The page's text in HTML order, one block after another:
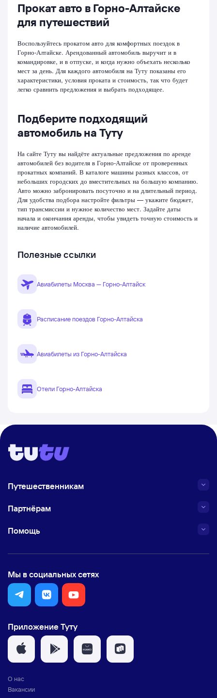
Прокат авто в Горно-Алтайске
для путешествий
Воспользуйтесь прокатом авто для комфортных поездок в
Горно-Алтайске. Арендованный автомобиль выручит и в
командировке, и в отпуске, и когда нужно объехать несколько
мест за день. Для каждого автомобиля на Туту показаны его
характеристики, условия проката и стоимость, так что будет
легко сравнить предложения и выбрать подходящее.
Подберите подходящий
автомобиль на Туту
На сайте Туту вы найдёте актуальные предложения по аренде
автомобилей без водителя в Горно-Алтайске от проверенных
прокатных компаний. В каталоге машины разных классов, от
небольших городских до вместительных на большую компанию.
Авто можно забронировать посуточно и на длительный период.
Для удобства подбора настройте фильтры — укажите бюджет,
тип трансмиссии и нужное количество мест. Задайте даты
начала и окончания аренды, чтобы увидеть точную стоимость и
наличие автомобилей.
Полезные ссылки
Авиабилеты Москва — Горно-Алтайск
Расписание поездов Горно-Алтайска
Авиабилеты из Горно-Алтайска
Отели Горно-Алтайска
Путешественникам
Партнёрам
Помощь
Мы в социальных сетях
Приложение Туту
О нас
Вакансии